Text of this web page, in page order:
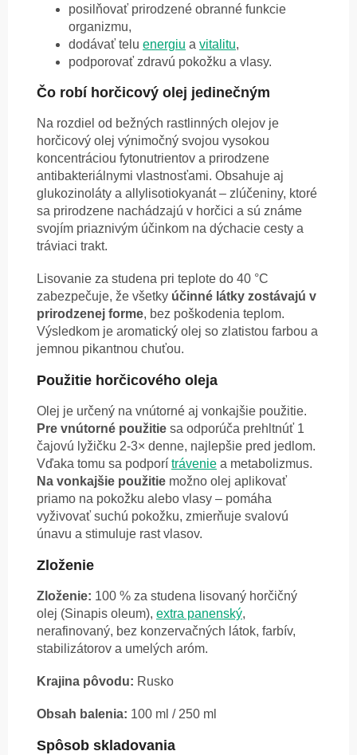
posilňovať prirodzené obranné funkcie
organizmu,
dodávať telu energiu a vitalitu,
podporovať zdravú pokožku a vlasy.
Čo robí horčicový olej jedinečným
Na rozdiel od bežných rastlinných olejov je
horčicový olej výnimočný svojou vysokou
koncentráciou fytonutrientov a prirodzene
antibakteriálnymi vlastnosťami. Obsahuje aj
glukozinoláty a allylisotiokyanát – zlúčeniny, ktoré
sa prirodzene nachádzajú v horčici a sú známe
svojím priaznivým účinkom na dýchacie cesty a
tráviaci trakt.
Lisovanie za studena pri teplote do 40 °C
zabezpečuje, že všetky účinné látky zostávajú v
prirodzenej forme, bez poškodenia teplom.
Výsledkom je aromatický olej so zlatistou farbou a
jemnou pikantnou chuťou.
Použitie horčicového oleja
Olej je určený na vnútorné aj vonkajšie použitie.
Pre vnútorné použitie sa odporúča prehltnúť 1
čajovú lyžičku 2-3× denne, najlepšie pred jedlom.
Vďaka tomu sa podporí trávenie a metabolizmus.
Na vonkajšie použitie možno olej aplikovať
priamo na pokožku alebo vlasy – pomáha
vyživovať suchú pokožku, zmierňuje svalovú
únavu a stimuluje rast vlasov.
Zloženie
Zloženie: 100 % za studena lisovaný horčičný
olej (Sinapis oleum), extra panenský,
nerafinovaný, bez konzervačných látok, farbív,
stabilizátorov a umelých aróm.
Krajina pôvodu: Rusko
Obsah balenia: 100 ml / 250 ml
Spôsob skladovania